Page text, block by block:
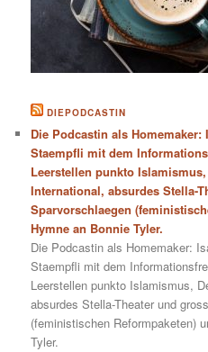
DIEPODCASTIN
Die Podcastin als
Staempfli mit dem
Leerstellen punkto
International, absurdes Stella-
Sparvorschlaegen
Hymne an Bonnie Tyler.
Die Podcastin als Homemaker:
Staempfli mit dem
Leerstellen punkto Islamismus,
absurdes Stella-Theater und
(feministischen Reformpaketen)
Tyler.